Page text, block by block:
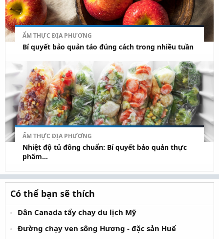
ẨM THỰC ĐỊA PHƯƠNG
Bí quyết bảo quản táo đúng cách trong nhiều tuần
ẨM THỰC ĐỊA PHƯƠNG
Nhiệt độ tủ đông chuẩn: Bí quyết bảo quản thực
phẩm...
Có thể bạn sẽ thích
Dân Canada tẩy chay du lịch Mỹ
Đường chạy ven sông Hương - đặc sản Huế